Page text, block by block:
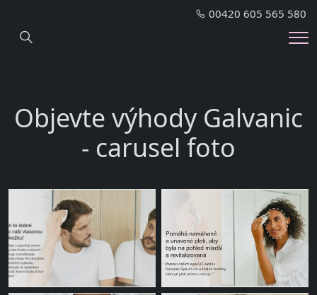
00420 605 565 580
Hledání
Objevte výhody Galvanic
- carusel foto